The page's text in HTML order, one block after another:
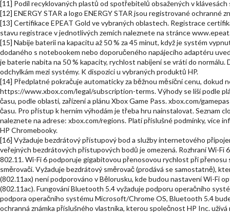
[11] Podíl recyklovaných plastů od spotřebitelů obsažených v klávesách
[12] ENERGY STAR a logo ENERGY STAR jsou registrované ochranné
[13] Certifikace EPEAT Gold ve vybraných oblastech. Registrace
stavu registrace v jednotlivých zemích naleznete na stránce
[15] Nabije baterii na kapacitu až 50 % za 45 minut, když je systém
dodaného s notebookem nebo doporučeného napájecího adaptéru
je baterie nabita na 50 % kapacity, rychlost nabíjení se vrátí do normálu.
odchylkám mezi systémy. K dispozici u vybraných produktů HP.
[14] Předplatné pokračuje automaticky za běžnou měsíční cenu, dokud
https://www.xbox.com/legal/subscription-terms. Výhody se liší podle
času, podle oblasti, zařízení a plánu Xbox Game Pass. xbox.com/
času. Pro přístup k herním výhodám je třeba hru nainstalovat. Seznam
naleznete na adrese: xbox.com/regions. Platí příslušné podmínky, více
HP Chromebooky.
[16] Vyžaduje bezdrátový přístupový bod a služby internetového
veřejných bezdrátových přístupových bodů je omezená. Rozhraní Wi-Fi
802.11. Wi-Fi 6 podporuje gigabitovou přenosovou rychlost při
směrovači. Vyžaduje bezdrátový směrovač (prodává se samostatně),
(802.11ax) není podporováno v Bělorusku, kde budou nastavení Wi-Fi
(802.11ac). Fungování Bluetooth 5.4 vyžaduje podporu operačního
podpora operačního systému Microsoft/Chrome OS, Bluetooth 5.4
ochranná známka příslušného vlastníka, kterou společnost HP Inc. užívá